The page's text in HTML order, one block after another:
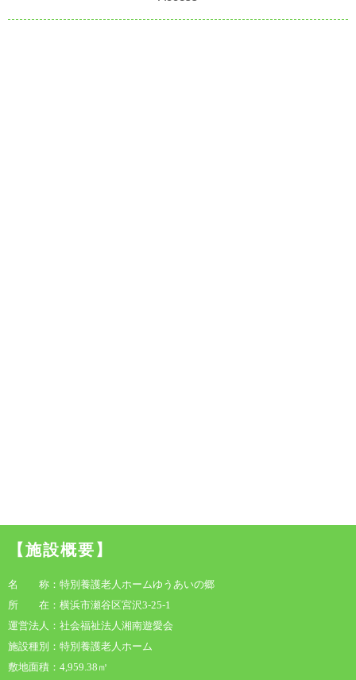
【施設概要】
名 称：特別養護老人ホームゆうあいの郷
所 在：横浜市瀬谷区宮沢3-25-1
運営法人：社会福祉法人湘南遊愛会
施設種別：特別養護老人ホーム
敷地面積：4,959.38㎡